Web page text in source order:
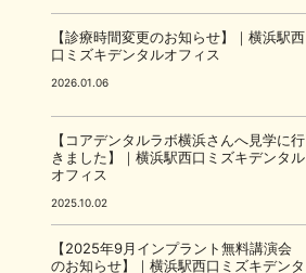
【診療時間変更のお知らせ】｜横浜駅西
口ミズキデンタルオフィス
2026.01.06
【コアデンタルラボ横浜さんへ見学に行
きました】｜横浜駅西口ミズキデンタル
オフィス
2025.10.02
【2025年9月インプラント無料講演会
のお知らせ】｜横浜駅西口ミズキデンタ